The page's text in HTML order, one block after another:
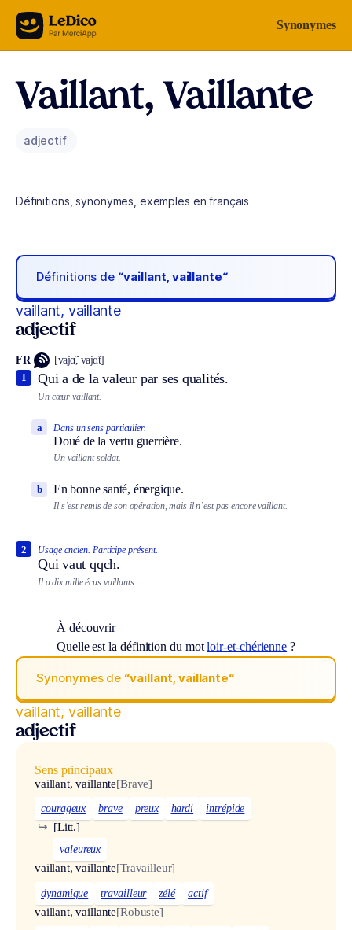
Aller au contenu Synonymes
Vaillant, Vaillante
adjectif
Définitions, synonymes, exemples en français
Définitions de “vaillant, vaillante“
vaillant, vaillante
adjectif
FR [vajɑ̃, vajɑ̃t]
Qui a de la valeur par ses qualités.
1
Un cœur vaillant.
Dans un sens particulier.
Doué de la vertu guerrière.
a
Un vaillant soldat.
En bonne santé, énergique.
b
Il s’est remis de son opération, mais il n’est pas encore vaillant.
Usage ancien. Participe présent.
Qui vaut qqch.
2
Il a dix mille écus vaillants.
À découvrir
Quelle est la définition du motloir-et-chérienne ?
Synonymes de “vaillant, vaillante“
vaillant, vaillante
adjectif
Sens principaux
vaillant, vaillante[Brave]
courageux brave preux hardi intrépide
[Litt.]
↪
valeureux
vaillant, vaillante[Travailleur]
dynamique travailleur zélé actif
vaillant, vaillante[Robuste]